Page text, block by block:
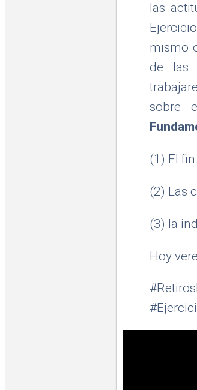
las
mismo
de las
sobre
(1) El
(2) Las
(3) la
Hoy